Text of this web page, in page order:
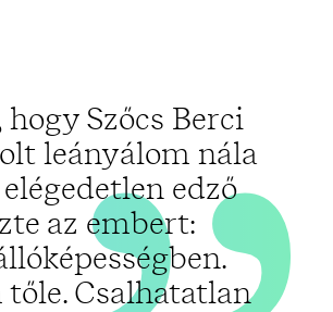
Szőcs Berci
leányálom nála
edző
az embert:
Csalhatatlan